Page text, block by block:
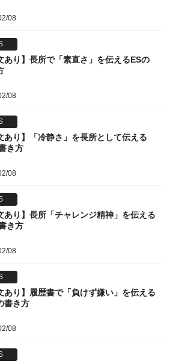
08
あり】長所で「素直さ」を伝えるESの
08
あり】「冷静さ」を長所として伝える
き方
08
あり】長所「チャレンジ精神」を伝える
き方
08
あり】履歴書で「負けず嫌い」を伝える
書き方
08